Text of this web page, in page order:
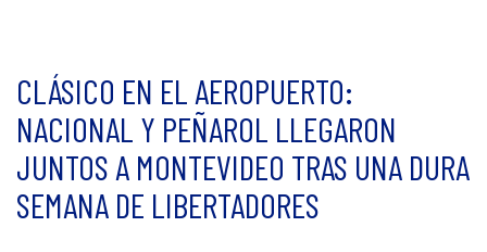
CLÁSICO EN EL AEROPUERTO:
NACIONAL Y PEÑAROL LLEGARON
JUNTOS A MONTEVIDEO TRAS UNA DURA
SEMANA DE LIBERTADORES